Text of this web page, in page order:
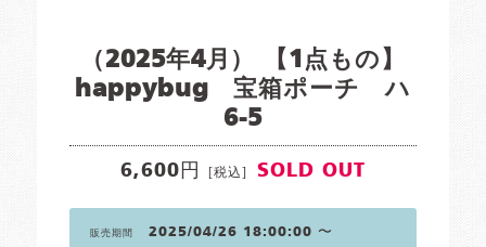
（2025年4月） 【1点もの】
happybug 宝箱ポーチ ハ
6-5
6,600円 [税込] SOLD OUT
販売期間 2025/04/26 18:00:00 〜